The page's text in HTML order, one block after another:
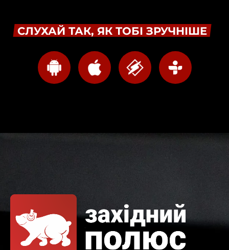
СЛУХАЙ ТАК, ЯК ТОБІ ЗРУЧНІШЕ